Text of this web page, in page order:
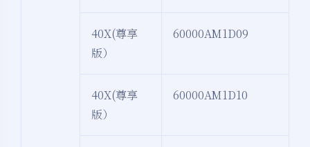
40X(尊享
版）
60000AM1D09
40X(尊享
版）
60000AM1D10